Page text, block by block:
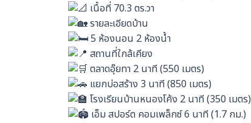
เนื้อที่ 70.3 ตร.วา
รายละเอียดบ้าน
5 ห้องนอน 2 ห้องน้ำ
สถานที่ใกล้เคียง
ตลาดอุ๊ยทา 2 นาที (550 เมตร)
แยกบ่อสร้าง 3 นาที (850 เมตร)
โรงเรียนบ้านหนองโค้ง 2 นาที (350 เมตร)
เอ็ม สปอร์ต คอมเพล็กซ์ 6 นาที (1.7 กม.)